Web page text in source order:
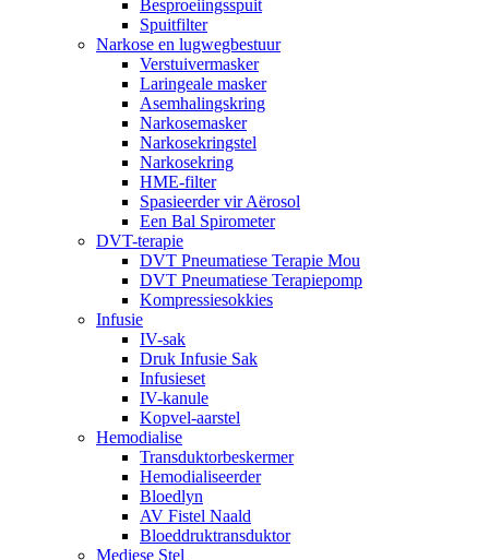
Besproeiingsspuit
Spuitfilter
Narkose en lugwegbestuur
Verstuivermasker
Laringeale masker
Asemhalingskring
Narkosemasker
Narkosekringstel
Narkosekring
HME-filter
Spasieerder vir Aërosol
Een Bal Spirometer
DVT-terapie
DVT Pneumatiese Terapie Mou
DVT Pneumatiese Terapiepomp
Kompressiesokkies
Infusie
IV-sak
Druk Infusie Sak
Infusieset
IV-kanule
Kopvel-aarstel
Hemodialise
Transduktorbeskermer
Hemodialiseerder
Bloedlyn
AV Fistel Naald
Bloeddruktransduktor
Mediese Stel